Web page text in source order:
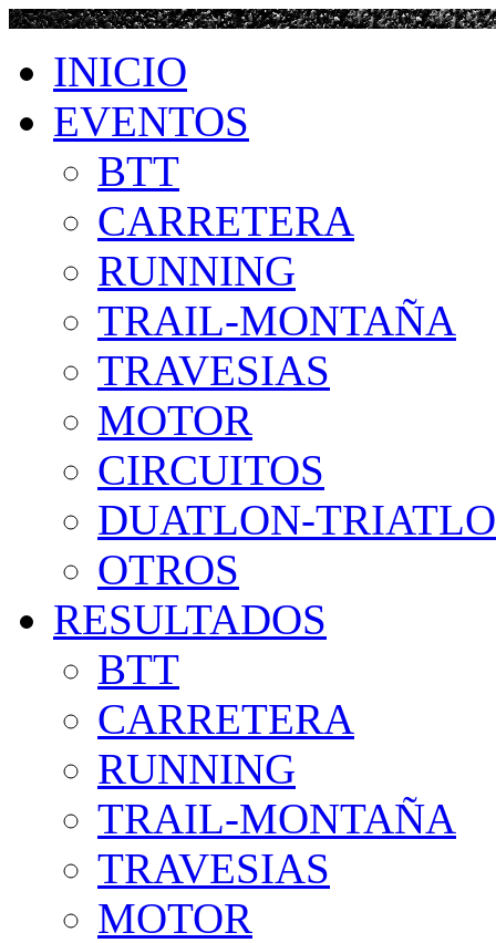
INICIO
EVENTOS
BTT
CARRETERA
RUNNING
TRAIL-MONTAÑA
TRAVESIAS
MOTOR
CIRCUITOS
DUATLON-
OTROS
RESULTADOS
BTT
CARRETERA
RUNNING
TRAIL-MONTAÑA
TRAVESIAS
MOTOR